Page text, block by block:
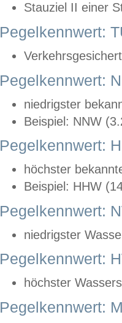
Stauziel II einer
Pegelkennwert:
Pegelkennwert:
niedrigster
Beispiel: NNW
Pegelkennwert:
höchster
Beispiel: HHW
Pegelkennwert:
niedrigster
Pegelkennwert:
höchster
Pegelkennwert: